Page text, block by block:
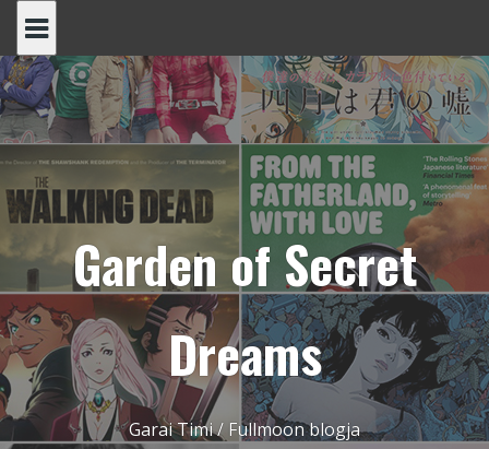
content
Garden of Secret
Dreams
Garai Timi / Fullmoon blogja